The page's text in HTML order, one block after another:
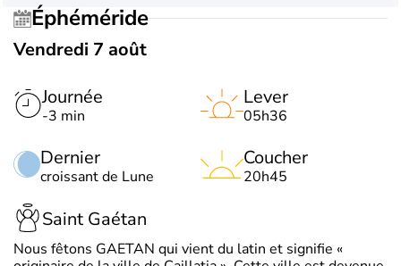
Éphéméride
Vendredi 7 août
Journée
-3 min
Dernier
croissant de Lune
Lever
05h36
Coucher
20h45
Saint Gaétan
Nous fêtons GAETAN qui vient du latin et signifie «